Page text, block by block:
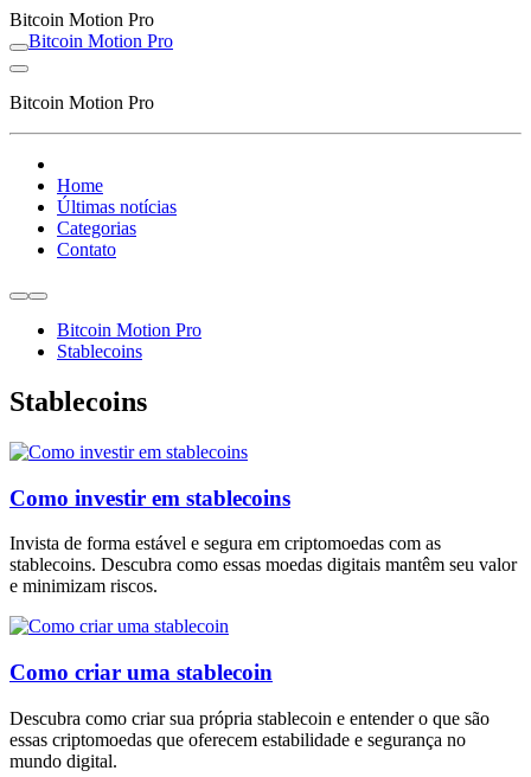
Bitcoin Motion Pro
Bitcoin Motion Pro
Bitcoin Motion Pro
Home
Últimas notícias
Categorias
Contato
Bitcoin Motion Pro
Stablecoins
Stablecoins
Como investir em stablecoins
Invista de forma estável e segura em criptomoedas com as
stablecoins. Descubra como essas moedas digitais mantêm seu valor
e minimizam riscos.
Como criar uma stablecoin
Descubra como criar sua própria stablecoin e entender o que são
essas criptomoedas que oferecem estabilidade e segurança no
mundo digital.